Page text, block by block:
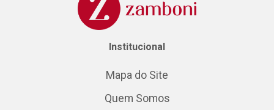
Institucional
Mapa do Site
Quem Somos